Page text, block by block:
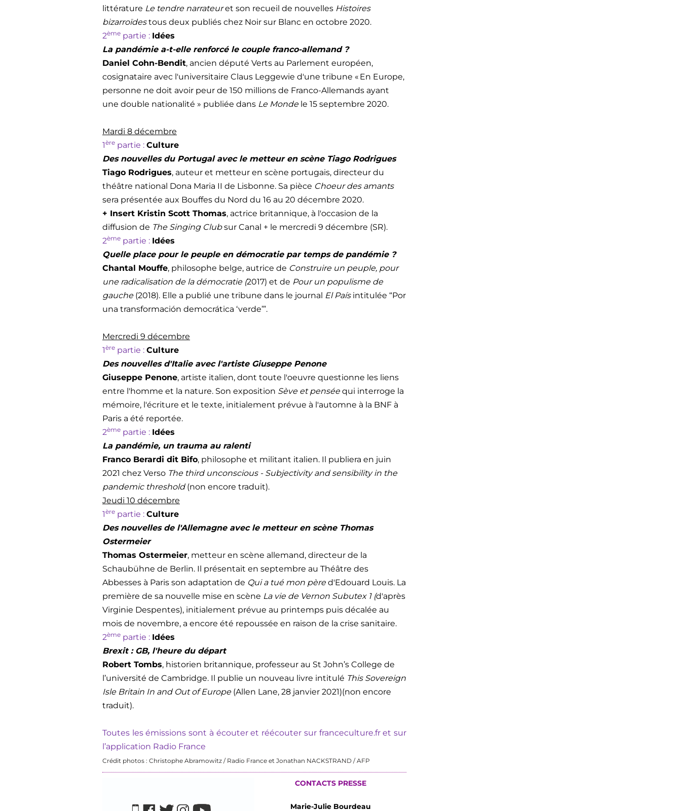
littérature Le tendre narrateuret son recueil de nouvelles Histoires
bizarroïdestous deux publiés chez Noir sur Blanc en octobre 2020.
2ème partie : Idées
La pandémie a-t-elle renforcé le couple franco-allemand ?
Daniel Cohn-Bendit, ancien député Verts au Parlement européen,
cosignataire avec l'universitaire Claus Leggewie d'une tribune « En Europe,
personne ne doit avoir peur de 150 millions de Franco-Allemands ayant
une double nationalité » publiée dans Le Mondele 15 septembre 2020.
Mardi 8 décembre
1ère partie : Culture
Des nouvelles du Portugal avec le metteur en scène Tiago Rodrigues
Tiago Rodrigues, auteur et metteur en scène portugais, directeur du
théâtre national Dona Maria II de Lisbonne. Sa pièce Choeur des amants
sera présentée aux Bouffes du Nord du 16 au 20 décembre 2020.
+ Insert Kristin Scott Thomas, actrice britannique, à l'occasion de la
diffusion de The Singing Clubsur Canal + le mercredi 9 décembre (SR).
2ème partie : Idées
Quelle place pour le peuple en démocratie par temps de pandémie ?
Chantal Mouffe, philosophe belge, autrice de Construire un peuple, pour
une radicalisation de la démocratie (2017) et de Pour un populisme de
gauche(2018). Elle a publié une tribune dans le journal El Paísintitulée “Por
una transformación democrática ‘verde’”.
Mercredi 9 décembre
1ère partie : Culture
Des nouvelles d'Italie avec l'artiste Giuseppe Penone
Giuseppe Penone, artiste italien, dont toute l'oeuvre questionne les liens
entre l'homme et la nature. Son exposition Sève et penséequi interroge la
mémoire, l'écriture et le texte, initialement prévue à l'automne à la BNF à
Paris a été reportée.
2ème partie : Idées
La pandémie, un trauma au ralenti
Franco Berardi dit Bifo, philosophe et militant italien. Il publiera en juin
2021 chez Verso The third unconscious - Subjectivity and sensibility in the
pandemic threshold(non encore traduit).
Jeudi 10 décembre
1ère partie : Culture
Des nouvelles de l'Allemagne avec le metteur en scène Thomas
Ostermeier
Thomas Ostermeier, metteur en scène allemand, directeur de la
Schaubühne de Berlin. Il présentait en septembre au Théâtre des
Abbesses à Paris son adaptation de Qui a tué mon pèred'Edouard Louis. La
première de sa nouvelle mise en scène La vie de Vernon Subutex 1 (d'après
Virginie Despentes), initialement prévue au printemps puis décalée au
mois de novembre, a encore été repoussée en raison de la crise sanitaire.
2ème partie : Idées
Brexit : GB, l'heure du départ
Robert Tombs, historien britannique, professeur au St John’s College de
l’université de Cambridge. Il publie un nouveau livre intitulé This Sovereign
Isle Britain In and Out of Europe (Allen Lane, 28 janvier 2021)(non encore
traduit).
Toutes les émissions sont à écouter et réécouter sur franceculture.fr et sur
l’application Radio France
Crédit photos : Christophe Abramowitz / Radio France et Jonathan NACKSTRAND / AFP
CONTACTS PRESSE
Marie-Julie Bourdeau